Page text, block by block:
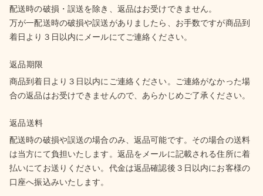
配送時の破損・誤送を除き、返品はお受けできません。
万が一配送時の破損や誤送がありましたら、お手数ですが商品到
着日より３日以内にメールにてご連絡ください。
返品期限
商品到着日より３日以内にご連絡ください。ご連絡がなかった場
合の返品はお受けできませんので、あらかじめご了承ください。
返品送料
配送時の破損や誤送の場合のみ、返品可能です。その場合の送料
は当方にて負担いたします。返品をメールに記載される住所に着
払いにてお送りください。代金は返品確認後３日以内にお客様の
口座へ振込みいたします。